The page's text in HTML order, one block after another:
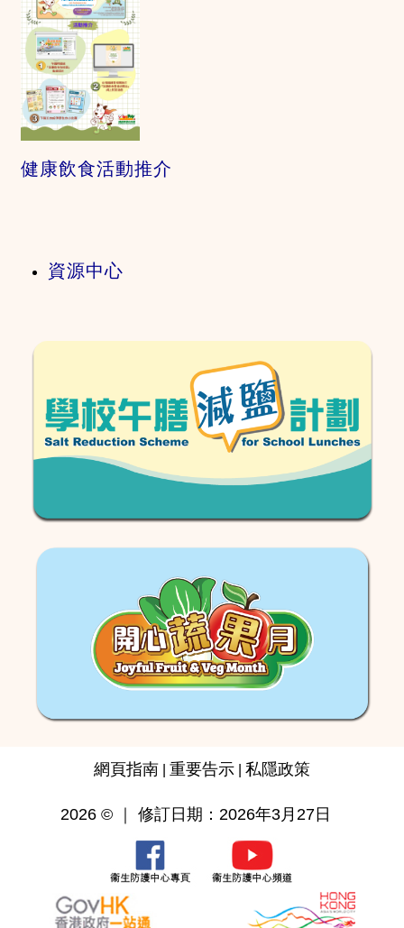
健康飲食活動推介
資源中心
網頁指南 重要告示 私隱政策
2026 © ｜ 修訂日期：2026年3月27日